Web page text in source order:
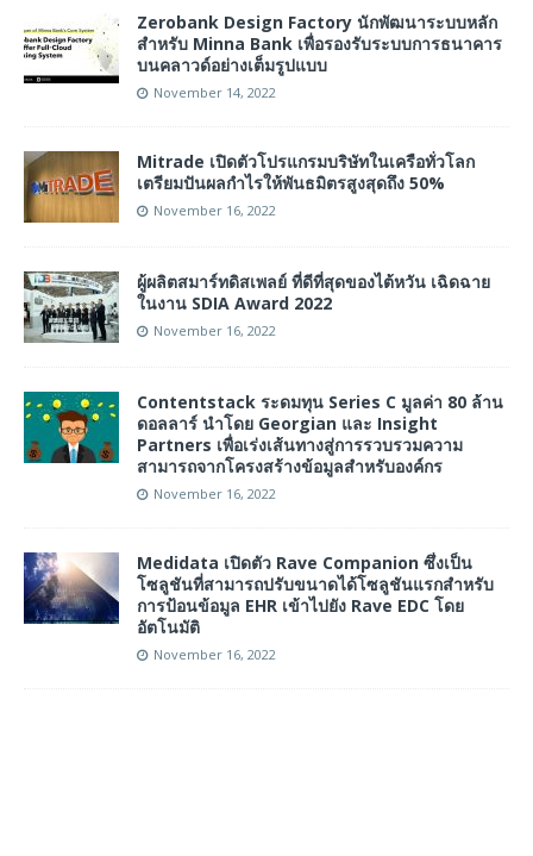
Zerobank Design Factory นักพัฒนาระบบหลัก
สำหรับ Minna Bank เพื่อรองรับระบบการธนาคาร
บนคลาวด์อย่างเต็มรูปแบบ
November 14, 2022
Mitrade เปิดตัวโปรแกรมบริษัทในเครือทั่วโลก
เตรียมปันผลกำไรให้พันธมิตรสูงสุดถึง 50%
November 16, 2022
ผู้ผลิตสมาร์ทดิสเพลย์ ที่ดีที่สุดของไต้หวัน เฉิดฉาย
ในงาน SDIA Award 2022
November 16, 2022
Contentstack ระดมทุน Series C มูลค่า 80 ล้าน
ดอลลาร์ นำโดย Georgian และ Insight
Partners เพื่อเร่งเส้นทางสู่การรวบรวมความ
สามารถจากโครงสร้างข้อมูลสำหรับองค์กร
November 16, 2022
Medidata เปิดตัว Rave Companion ซึ่งเป็น
โซลูชันที่สามารถปรับขนาดได้โซลูชันแรกสำหรับ
การป้อนข้อมูล EHR เข้าไปยัง Rave EDC โดย
อัตโนมัติ
November 16, 2022